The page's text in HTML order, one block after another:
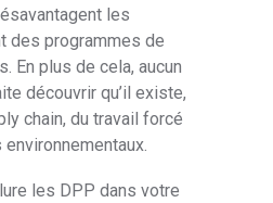
les
des programmes de
En plus de cela, aucun
découvrir qu’il existe,
chain, du travail forcé
les DPP dans votre